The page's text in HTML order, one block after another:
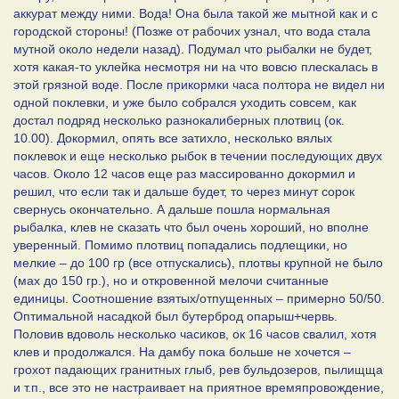
аккурат между ними. Вода! Она была такой же мытной как и с
городской стороны! (Позже от рабочих узнал, что вода стала
мутной около недели назад). Подумал что рыбалки не будет,
хотя какая-то уклейка несмотря ни на что вовсю плескалась в
этой грязной воде. После прикормки часа полтора не видел ни
одной поклевки, и уже было собрался уходить совсем, как
достал подряд несколько разнокалиберных плотвиц (ок.
10.00). Докормил, опять все затихло, несколько вялых
поклевок и еще несколько рыбок в течении последующих двух
часов. Около 12 часов еще раз массированно докормил и
решил, что если так и дальше будет, то через минут сорок
свернусь окончательно. А дальше пошла нормальная
рыбалка, клев не сказать что был очень хороший, но вполне
уверенный. Помимо плотвиц попадались подлещики, но
мелкие – до 100 гр (все отпускались), плотвы крупной не было
(мах до 150 гр.), но и откровенной мелочи считанные
единицы. Соотношение взятых/отпущенных – примерно 50/50.
Оптимальной насадкой был бутерброд опарыш+червь.
Половив вдоволь несколько часиков, ок 16 часов свалил, хотя
клев и продолжался. На дамбу пока больше не хочется –
грохот падающих гранитных глыб, рев бульдозеров, пылищща
и т.п., все это не настраивает на приятное времяпровождение,